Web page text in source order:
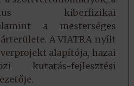
kiberfizikai
a mesterséges
A VIATRA nyílt
alapítója, hazai
kutatás-fejlesztési